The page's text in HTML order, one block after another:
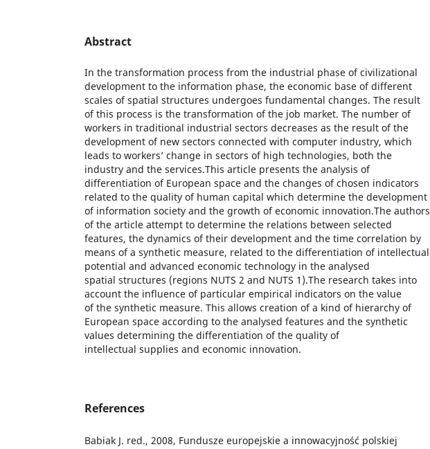
Abstract
In the transformation process from the industrial phase of civilizational
development to the information phase, the economic base of different
scales of spatial structures undergoes fundamental changes. The result
of this process is the transformation of the job market. The number of
workers in traditional industrial sectors decreases as the result of the
development of new sectors connected with computer industry, which
leads to workers’ change in sectors of high technologies, both the
industry and the services.This article presents the analysis of
differentiation of European space and the changes of chosen indicators
related to the quality of human capital which determine the development
of information society and the growth of economic innovation.The authors
of the article attempt to determine the relations between selected
features, the dynamics of their development and the time correlation by
means of a synthetic measure, related to the differentiation of intellectual
potential and advanced economic technology in the analysed
spatial structures (regions NUTS 2 and NUTS 1).The research takes into
account the influence of particular empirical indicators on the value
of the synthetic measure. This allows creation of a kind of hierarchy of
European space according to the analysed features and the synthetic
values determining the differentiation of the quality of
intellectual supplies and economic innovation.
References
Babiak J. red., 2008, Fundusze europejskie a innowacyjność polskiej